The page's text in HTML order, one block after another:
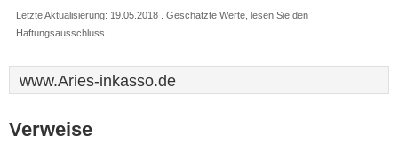
Letzte Aktualisierung: 19.05.2018 . Geschätzte Werte, lesen Sie den
Haftungsausschluss.
www.Aries-inkasso.de
Verweise